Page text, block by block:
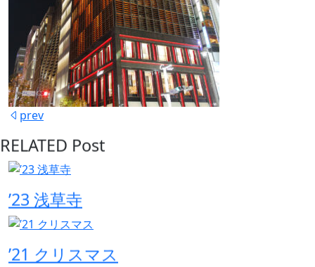
prev
RELATED Post
’23 浅草寺
’21 クリスマス